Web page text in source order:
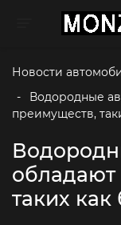
Toggle
Новости
-
Водородные
преимуществ,
таких